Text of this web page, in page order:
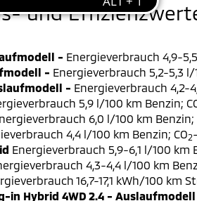
und
- Energieverbrauch 4,9-
- Energieverbrauch 5,2-5,3 l/
- Energieverbrauch 4,2-
5,9 l/100 km Benzin;
6,0 l/100 km Benzin;
4,4 l/100 km Benzin; CO2
Energieverbrauch 5,9-6,1 l/100 km
4,3-4,4 l/100 km
16,7-17,1 kWh/100 km
in Hybrid 4WD 2.4 - Auslaufmodell